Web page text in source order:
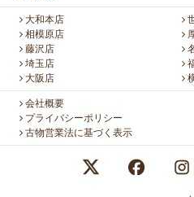
大和本店
相模原店
藤沢店
埼玉店
大阪店
会社概要
プライバシーポリシー
古物営業法に基づく表示